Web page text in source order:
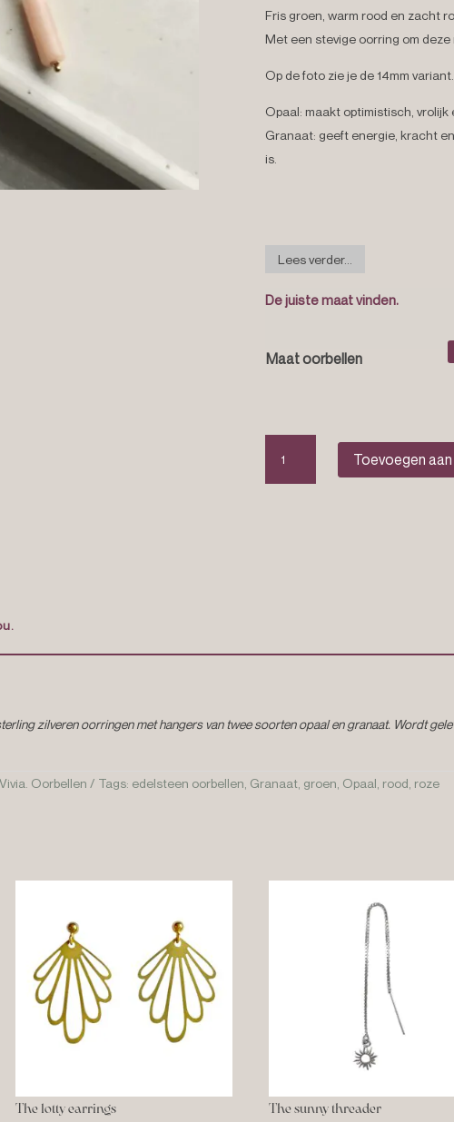
Fris groen, warm rood en zacht
Met een stevige oorring om
Op de foto zie je de 14mm variant.
Opaal: maakt optimistisch, vrolijk
Granaat: geeft energie, kracht
is.
Lees verder...
De juiste maat vinden.
Maat oorbellen
oorbellen
Toevoegen
zilveren oorringen met hangers van twee soorten opaal en granaat. Wordt
Vivia. Oorbellen Tags: edelsteen oorbellen Granaat groen Opaal rood roze
The lotty earrings
The sunny threader